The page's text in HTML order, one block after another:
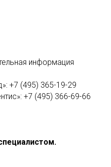
информация
+7 (495) 365-19-29
+7 (495) 366-69-66